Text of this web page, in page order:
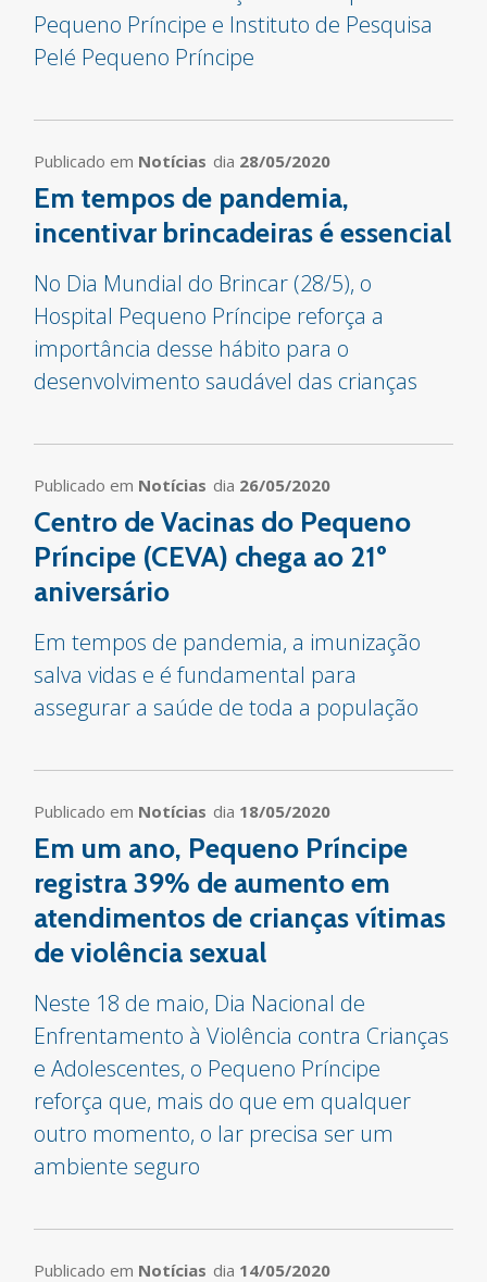
Pequeno Príncipe e Instituto de Pesquisa
Pelé Pequeno Príncipe
Publicado em Notícias dia 28/05/2020
Em tempos de pandemia,
incentivar brincadeiras é essencial
No Dia Mundial do Brincar (28/5), o
Hospital Pequeno Príncipe reforça a
importância desse hábito para o
desenvolvimento saudável das crianças
Publicado em Notícias dia 26/05/2020
Centro de Vacinas do Pequeno
Príncipe (CEVA) chega ao 21º
aniversário
Em tempos de pandemia, a imunização
salva vidas e é fundamental para
assegurar a saúde de toda a população
Publicado em Notícias dia 18/05/2020
Em um ano, Pequeno Príncipe
registra 39% de aumento em
atendimentos de crianças vítimas
de violência sexual
Neste 18 de maio, Dia Nacional de
Enfrentamento à Violência contra Crianças
e Adolescentes, o Pequeno Príncipe
reforça que, mais do que em qualquer
outro momento, o lar precisa ser um
ambiente seguro
Publicado em Notícias dia 14/05/2020